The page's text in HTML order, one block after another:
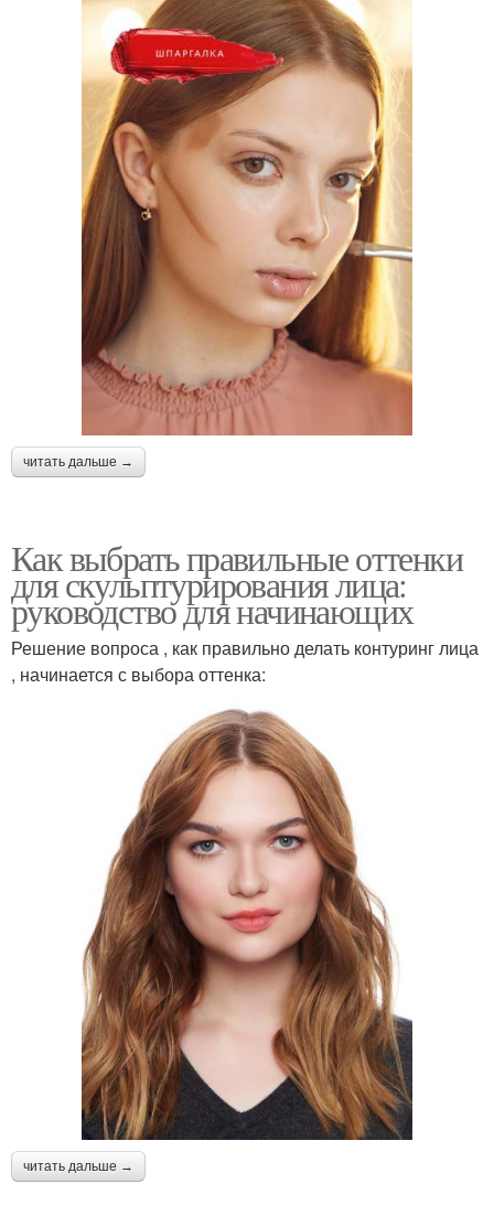
читать дальше →
Как выбрать правильные оттенки
для скульптурирования лица:
руководство для начинающих
Решение вопроса , как правильно делать контуринг лица
, начинается с выбора оттенка:
читать дальше →